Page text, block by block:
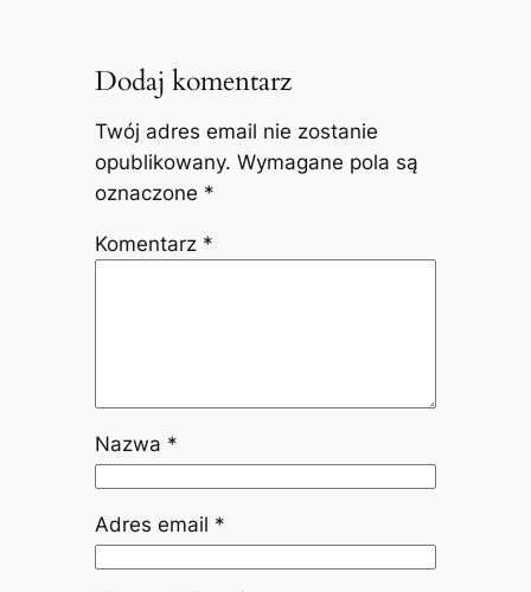
Dodaj komentarz
Twój adres email nie zostanie
opublikowany. Wymagane pola są
oznaczone *
Komentarz *
Nazwa *
Adres email *